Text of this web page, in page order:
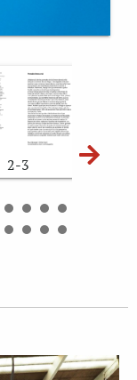
2-3